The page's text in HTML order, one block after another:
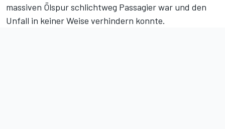
massiven Ölspur schlichtweg Passagier war und den
Unfall in keiner Weise verhindern konnte.